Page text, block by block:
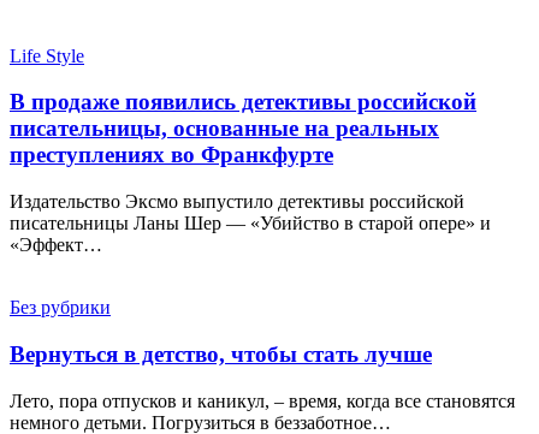
Life Style
В продаже появились детективы российской
писательницы, основанные на реальных
преступлениях во Франкфурте
Издательство Эксмо выпустило детективы российской
писательницы Ланы Шер — «Убийство в старой опере» и
«Эффект…
Без рубрики
Вернуться в детство, чтобы стать лучше
Лето, пора отпусков и каникул, – время, когда все становятся
немного детьми. Погрузиться в беззаботное…